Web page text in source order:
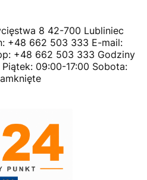
8 42-700 Lubliniec
+48 662 503 333 E-mail:
+48 662 503 333 Godziny
09:00-17:00 Sobota: